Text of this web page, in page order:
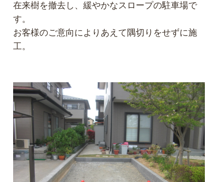
在来樹を撤去し、緩やかなスロープの駐車場で
す。
お客様のご意向によりあえて隅切りをせずに施
工。